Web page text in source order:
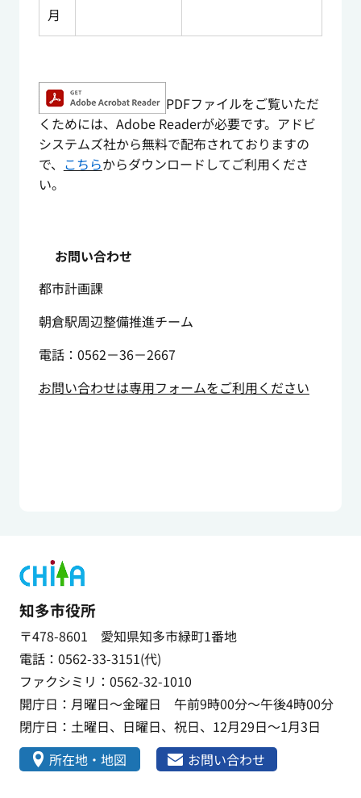
月
PDFファイルをご覧いただ
くためには、Adobe Readerが必要です。アドビ
システムズ社から無料で配布されておりますの
で、 こちらからダウンロードしてご利用くださ
い。
お問い合わせ
都市計画課
朝倉駅周辺整備推進チーム
電話：0562－36－2667
お問い合わせは専用フォームをご利用ください
知多市役所
〒478-8601 愛知県知多市緑町1番地
電話：0562-33-3151(代)
ファクシミリ：0562-32-1010
開庁日：月曜日～金曜日 午前9時00分～午後4時00分
閉庁日：土曜日、日曜日、祝日、12月29日～1月3日
所在地・地図
お問い合わせ